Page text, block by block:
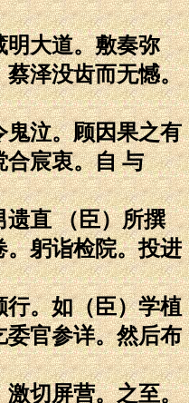
明大道。敷奏弥
蔡泽没齿而无憾。
鬼泣。顾因果之有
合宸衷。自 与
遗直 （臣）所撰
。躬诣检院。投进
行。如（臣）学植
委官参详。然后布
激切屏营。之至。